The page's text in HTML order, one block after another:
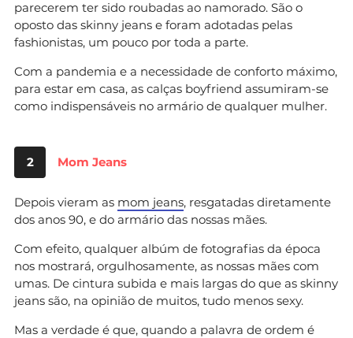
parecerem ter sido roubadas ao namorado. São o
oposto das skinny jeans e foram adotadas pelas
fashionistas, um pouco por toda a parte.
Com a pandemia e a necessidade de conforto máximo,
para estar em casa, as calças boyfriend assumiram-se
como indispensáveis no armário de qualquer mulher.
2 Mom Jeans
Depois vieram as mom jeans, resgatadas diretamente
dos anos 90, e do armário das nossas mães.
Com efeito, qualquer albúm de fotografias da época
nos mostrará, orgulhosamente, as nossas mães com
umas. De cintura subida e mais largas do que as skinny
jeans são, na opinião de muitos, tudo menos sexy.
Mas a verdade é que, quando a palavra de ordem é